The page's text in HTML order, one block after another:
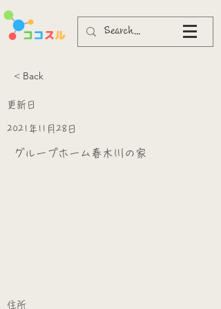
< Back
更新日
2021年11月28日
グループホーム春木川の家
​ ​住所